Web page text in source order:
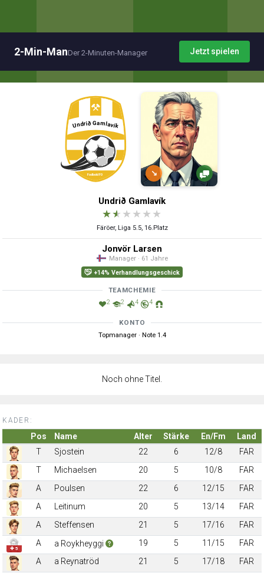
2-Min-ManDer 2-Minuten-Manager Jetzt spielen
↘
Undrið Gamlavík
★★ ★ ★ ★ ★
Färöer, Liga 5.5, 16.Platz
Jonvör Larsen
Manager · 61 Jahre
+14% Verhandlungsgeschick
TEAMCHEMIE
2 2 4 4
KONTO
Topmanager · Note 1.4
Noch ohne Titel.
KADER:
Pos Name Alter Stärke En/Fm
Land
T
Sjostein 22 6 12/8
FAR
T
Michaelsen 20 5 10/8
FAR
A
Poulsen 22 6 12/15
FAR
A
Leitinum 20 5 13/14
FAR
A
Steffensen 21 5 17/16 FAR
✚ 5
A a Roykheyggi 19 5 11/15
FAR
A
a Reynatröd 21 5 17/18
FAR